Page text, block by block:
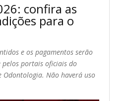
confira as
para o
e os pagamentos serão
pelos portais oficiais do
Odontologia. Não haverá uso